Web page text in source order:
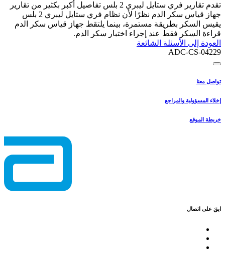
تقدم تقارير فري ستايل ليبري 2 بلس تفاصيل أكبر بكثير من تقارير
جهاز قياس سكر الدم نظرًا لأن نظام فري ستايل ليبري 2 بلس
يقيس السكر بطريقة مستمرة، بينما يلتقط جهاز قياس سكر الدم
قراءة السكر فقط عند إجراء اختبار سكر الدم.
العودة إلى الأسئلة الشائعة
ADC-CS-04229
تواصل معنا
إخلاء المسؤولية والمراجع
خريطة الموقع
ابقَ على اتصال